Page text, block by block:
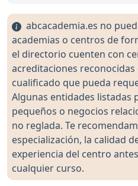
abcacademia.es no
academias o centros de
el directorio cuenten con
acreditaciones
cualificado que pueda
Algunas entidades listadas
pequeños o negocios
no reglada. Te
especialización, la calidad
experiencia del centro
cualquier curso.